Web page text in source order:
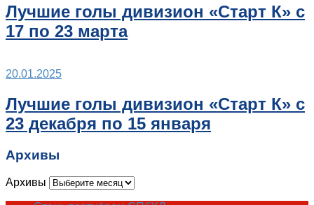
Лучшие голы дивизион «Старт К» с
17 по 23 марта
20.01.2025
Лучшие голы дивизион «Старт К» с
23 декабря по 15 января
Архивы
Архивы